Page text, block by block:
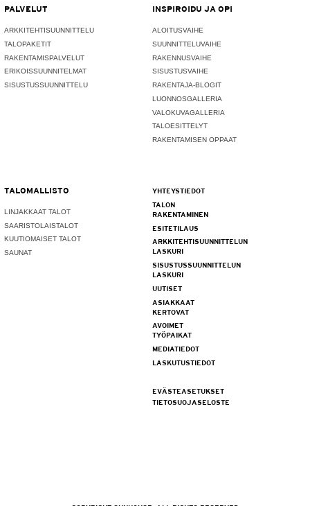
PALVELUT
ARKKITEHTISUUNNITTELU
TALOPAKETIT
RAKENTAMISPALVELUT
ERIKOISSUUNNITELMAT
SISUSTUSSUUNNITTELU
INSPIROIDU JA OPI
ALOITUSVAIHE
SUUNNITTELUVAIHE
RAKENNUSVAIHE
SISUSTUSVAIHE
RAKENTAJA-BLOGIT
LUONNOSGALLERIA
VALOKUVAGALLERIA
TALOESITTELYT
RAKENTAMISEN OPPAAT
TALOMALLISTO
LINJAKKAAT TALOT
SAARISTOLAISTALOT
KUUTIOMAISET TALOT
SAUNAT
YHTEYSTIEDOT
TALON
RAKENTAMINEN
ESITETILAUS
ARKKITEHTISUUNNITTELUN
LASKURI
SISUSTUSSUUNNITTELUN
LASKURI
UUTISET
ASIAKKAAT
KERTOVAT
AVOIMET
TYÖPAIKAT
MEDIATIEDOT
LASKUTUSTIEDOT
EVÄSTEASETUKSET
TIETOSUOJASELOSTE